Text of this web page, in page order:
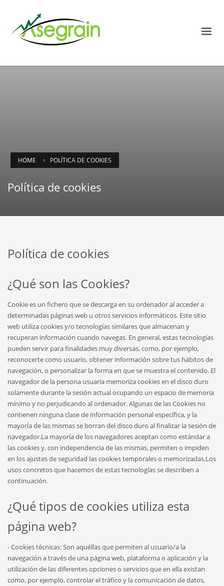
HOME POLÍTICA DE COOKIES
Política de cookies
Política de cookies
¿Qué son las Cookies?
Cookie es un fichero que se descarga en su ordenador al acceder a
determinadas páginas web u otros servicios informáticos. Este sitio
web utiliza cookies y/o tecnologías similares que almacenan y
recuperan información cuando navegas. En general, estas tecnologías
pueden servir para finalidades muy diversas, como, por ejemplo,
reconocerte como usuario, obtener información sobre tus hábitos de
navegación, o personalizar la forma en que se muestra el contenido. El
navegador de la persona usuaria memoriza cookies en el disco duro
solamente durante la sesión actual ocupando un espacio de memoria
mínimo y no perjudicando al ordenador. Algunas de las Cookies no
contienen ninguna clase de información personal específica, y la
mayoría de las mismas se borran del disco duro al finalizar la sesión de
navegador.La mayoría de los navegadores aceptan como estándar a
las cookies y, con independencia de las mismas, permiten o impiden
en los ajustes de seguridad las cookies temporales o memorizadas.Los
usos concretos que hacemos de estas tecnologías se describen a
continuación.
¿Qué tipos de cookies utiliza esta
página web?
- Cookies técnicas: Son aquéllas que permiten al usuario/a la
navegación a través de una página web, plataforma o aplicación y la
utilización de las diferentes opciones o servicios que en ella existan
como, por ejemplo, controlar el tráfico y la comunicación de datos,